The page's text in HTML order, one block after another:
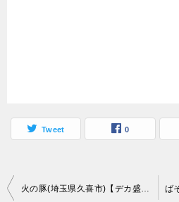
Tweet 0
投
火の豚(埼玉県久喜市)【デカ盛り】二郎と中本をフュージョンさせた第2回すり鉢オフ会4名で16kg